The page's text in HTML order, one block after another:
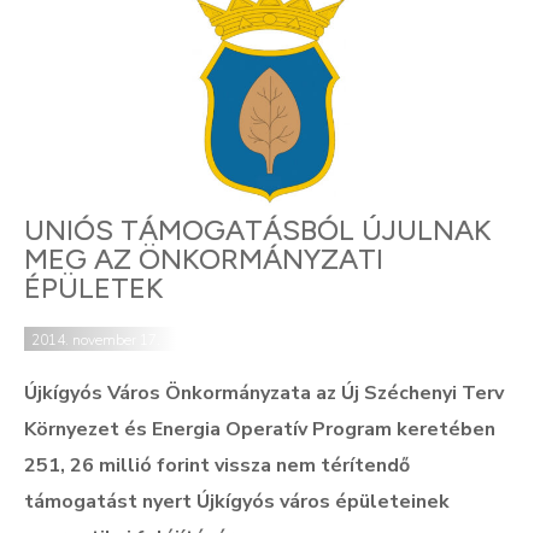
UNIÓS TÁMOGATÁSBÓL ÚJULNAK
MEG AZ ÖNKORMÁNYZATI
ÉPÜLETEK
2014. november 17.
Újkígyós Város Önkormányzata az Új Széchenyi Terv
Környezet és Energia Operatív Program keretében
251, 26 millió forint vissza nem térítendő
támogatást nyert Újkígyós város épületeinek